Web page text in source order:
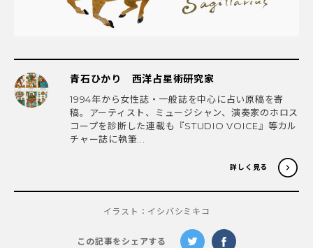
青石ひかり 西洋占星術研究家
1994年から女性誌・一般誌を中心に占い原稿を寄
稿。アーティスト、ミュージシャン、演奏家のホロス
コープを診断した連載も『STUDIO VOICE』等カル
チャー誌に執筆...
詳しく見る
イラスト：イシバシミキコ
この記事をシェアする